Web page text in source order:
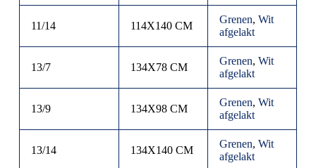
11/14 114X140 CM
Grenen, Wit
afgelakt
13/7 134X78 CM
Grenen, Wit
afgelakt
13/9 134X98 CM
Grenen, Wit
afgelakt
13/14 134X140 CM
Grenen, Wit
afgelakt